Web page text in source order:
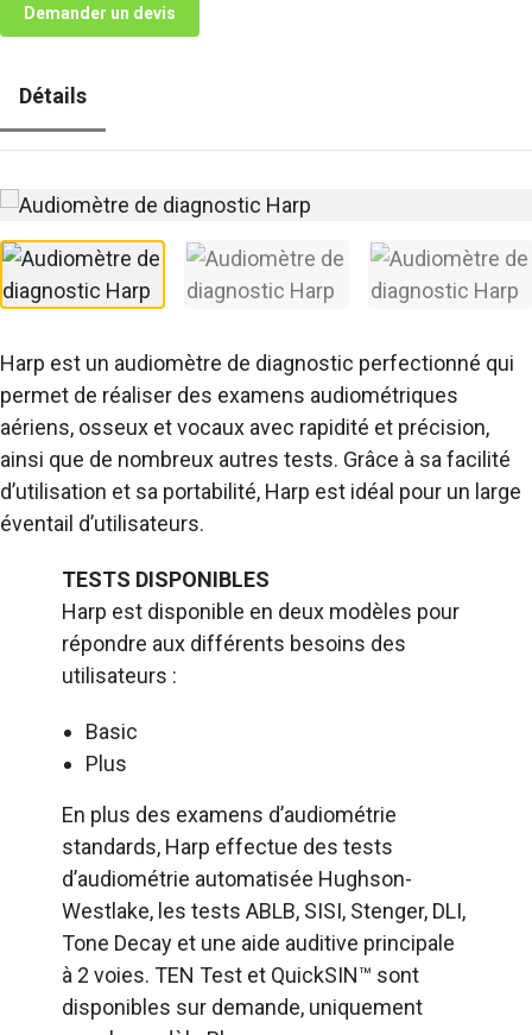
Demander un devis
Détails
Harp est un audiomètre de diagnostic perfectionné qui
permet de réaliser des examens audiométriques
aériens, osseux et vocaux avec rapidité et précision,
ainsi que de nombreux autres tests. Grâce à sa facilité
d’utilisation et sa portabilité, Harp est idéal pour un large
éventail d’utilisateurs.
TESTS DISPONIBLES
Harp est disponible en deux modèles pour
répondre aux différents besoins des
utilisateurs :
Basic
Plus
En plus des examens d’audiométrie
standards, Harp effectue des tests
d’audiométrie automatisée Hughson-
Westlake, les tests ABLB, SISI, Stenger, DLI,
Tone Decay et une aide auditive principale
à 2 voies. TEN Test et QuickSIN™ sont
disponibles sur demande, uniquement